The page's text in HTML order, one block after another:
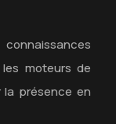
moteurs de
la présence en